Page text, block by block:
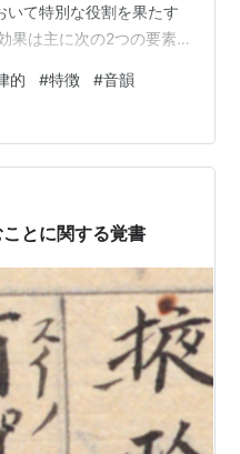
いて特別な役割を果たす
果は主に次の2つの要素
際に関連付けられやす
ぼ」と「ぶどう」とい
っており、一緒に記憶さ
韻の韻律的な特徴: 音韻
理解に影響を与えるこ
強調…
的 #特徴 #音韻
とに関する覚書